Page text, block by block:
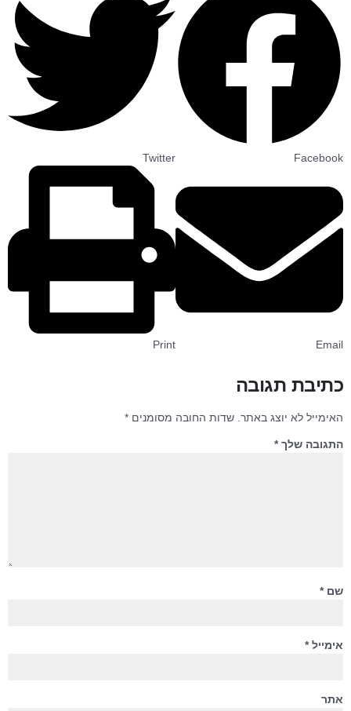
Facebook
Twitter
Email
Print
כתיבת תגובה
האימייל לא יוצג באתר. שדות החובה מסומנים *
התגובה שלך*
שם*
אימייל*
אתר